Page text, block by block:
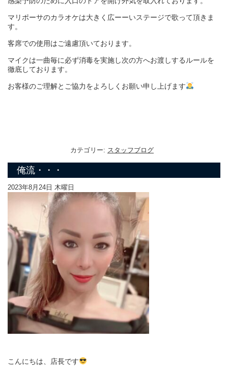
マリポーサのカラオケは大きく広ーーいステージで歌って頂きま
す。
客席での使用はご遠慮頂いております。
マイクは一曲毎に必ず消毒を実施し次の方へお渡しするルールを
徹底しております。
お客様のご理解とご協力をよろしくお願い申し上げます
カテゴリー: スタッフブログ
俺流・・・
2023年8月24日 木曜日
こんにちは、店長です